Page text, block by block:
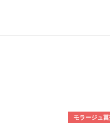
モラージュ